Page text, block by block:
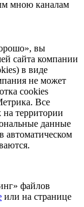
мною каналам
вы
сайта компании
в виде
не может
cookies
Все
на территории
данные
файлов
или на странице